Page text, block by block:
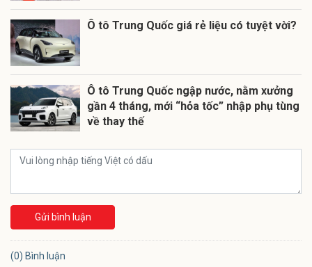
Ô tô Trung Quốc giá rẻ liệu có tuyệt vời?
Ô tô Trung Quốc ngập nước, nằm xưởng
gần 4 tháng, mới “hỏa tốc” nhập phụ tùng
về thay thế
Gửi bình luận
(0) Bình luận